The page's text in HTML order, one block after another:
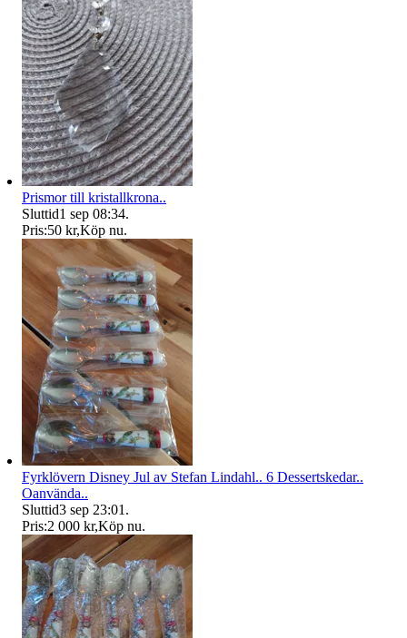
Prismor till kristallkrona..
Sluttid1 sep 08:34.
Pris:50 kr,Köp nu.
Fyrklövern Disney Jul av Stefan Lindahl.. 6 Dessertskedar..
Oanvända..
Sluttid3 sep 23:01 .
Pris:2 000 kr,Köp nu.